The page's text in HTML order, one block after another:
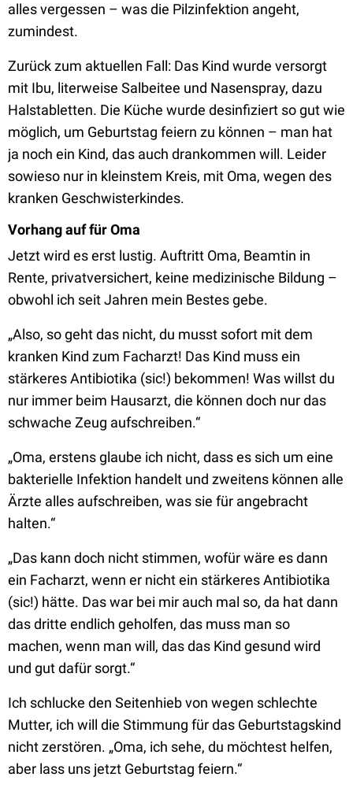
alles vergessen – was die Pilzinfektion angeht,
zumindest.
Zurück zum aktuellen Fall: Das Kind wurde versorgt
mit Ibu, literweise Salbeitee und Nasenspray, dazu
Halstabletten. Die Küche wurde desinfiziert so gut wie
möglich, um Geburtstag feiern zu können – man hat
ja noch ein Kind, das auch drankommen will. Leider
sowieso nur in kleinstem Kreis, mit Oma, wegen des
kranken Geschwisterkindes.
Vorhang auf für Oma
Jetzt wird es erst lustig. Auftritt Oma, Beamtin in
Rente, privatversichert, keine medizinische Bildung –
obwohl ich seit Jahren mein Bestes gebe.
„Also, so geht das nicht, du musst sofort mit dem
kranken Kind zum Facharzt! Das Kind muss ein
stärkeres Antibiotika (sic!) bekommen! Was willst du
nur immer beim Hausarzt, die können doch nur das
schwache Zeug aufschreiben.“
„Oma, erstens glaube ich nicht, dass es sich um eine
bakterielle Infektion handelt und zweitens können alle
Ärzte alles aufschreiben, was sie für angebracht
halten.“
„Das kann doch nicht stimmen, wofür wäre es dann
ein Facharzt, wenn er nicht ein stärkeres Antibiotika
(sic!) hätte. Das war bei mir auch mal so, da hat dann
das dritte endlich geholfen, das muss man so
machen, wenn man will, das das Kind gesund wird
und gut dafür sorgt.“
Ich schlucke den Seitenhieb von wegen schlechte
Mutter, ich will die Stimmung für das Geburtstagskind
nicht zerstören. „Oma, ich sehe, du möchtest helfen,
aber lass uns jetzt Geburtstag feiern.“